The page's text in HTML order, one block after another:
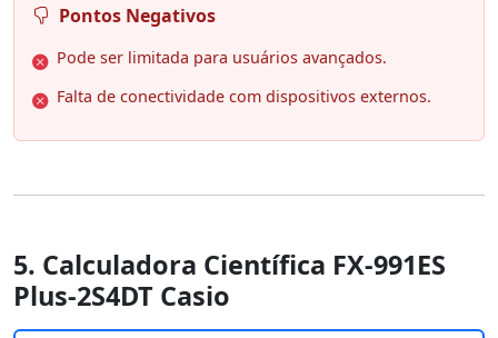
Pontos Negativos
Pode ser limitada para usuários avançados.
Falta de conectividade com dispositivos externos.
5. Calculadora Científica FX-991ES
Plus-2S4DT Casio